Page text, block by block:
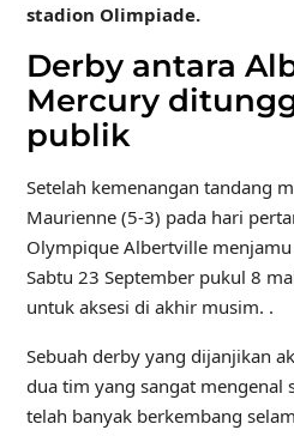
stadion Olimpiade.
Derby antara
Mercury
publik
Setelah kemenangan tandang
Maurienne (5-3) pada hari
Olympique Albertville
Sabtu 23 September pukul 8
untuk aksesi di akhir musim. .
Sebuah derby yang dijanjikan
dua tim yang sangat mengenal
telah banyak berkembang